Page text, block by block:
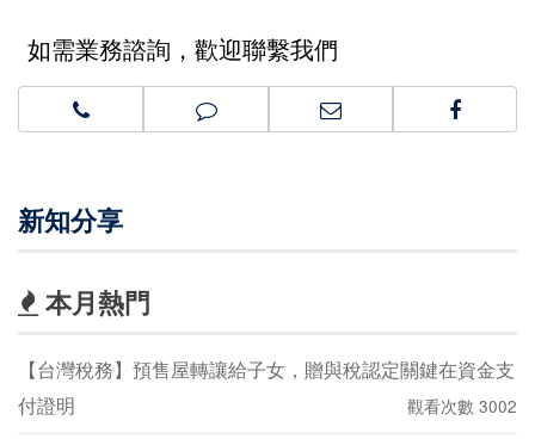
如需業務諮詢，歡迎聯繫我們
新知分享
本月熱門
【台灣稅務】預售屋轉讓給子女，贈與稅認定關鍵在資金支
付證明
觀看次數 3002